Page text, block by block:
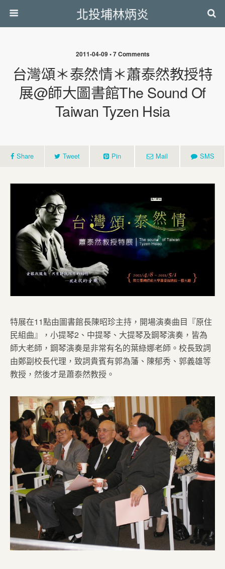
北投埔林炳炎
2011-04-09 • 7 Comments
台灣頌＊泰然情＊蕭泰然教授特
展@師大圖書館The Sound Of
Taiwan Tyzen Hsia
Share Tweet Pin Mail SMS
特展在11點由圖書館長陳昭珍主持，開場演奏曲目『原住
民組曲』，小提琴2、中提琴、大提琴及鋼琴演奏，皆為
師大老師，鋼琴演奏是非常有名的葉綠娜老師。校長致詞
由鄭副校長代理，致詞貴賓有郭為藩、陳郁秀、郭義雄等
教授，然後才是蕭泰然教授。